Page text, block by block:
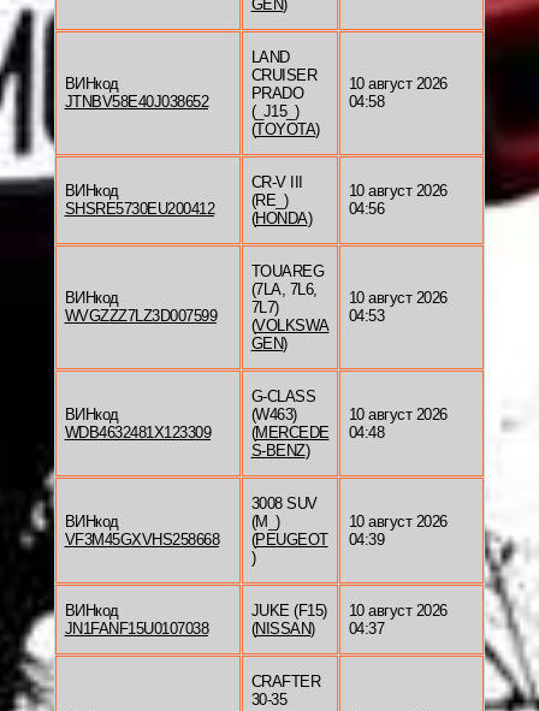
GEN)
ВИНкод
JTNBV58E40J038652
LAND
CRUISER
PRADO
(_J15_)
(TOYOTA)
10 август 2026
04:58
ВИНкод
SHSRE5730EU200412
CR-V III
(RE_)
(HONDA)
10 август 2026
04:56
ВИНкод
WVGZZZ7LZ3D007599
TOUAREG
(7LA, 7L6,
7L7)
(VOLKSWA
GEN)
10 август 2026
04:53
ВИНкод
WDB4632481X123309
G-CLASS
(W463)
(MERCEDE
S-BENZ)
10 август 2026
04:48
ВИНкод
VF3M45GXVHS258668
3008 SUV
(M_)
(PEUGEOT
)
10 август 2026
04:39
ВИНкод
JN1FANF15U0107038
JUKE (F15)
(NISSAN)
10 август 2026
04:37
CRAFTER
30-35